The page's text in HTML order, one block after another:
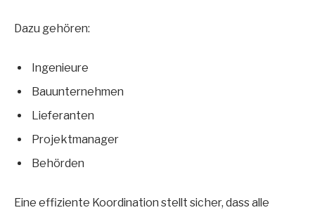
Dazu gehören:
Ingenieure
Bauunternehmen
Lieferanten
Projektmanager
Behörden
Eine effiziente Koordination stellt sicher, dass alle